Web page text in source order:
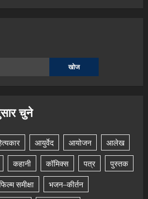
खोज
चुने
आयुर्वेद आयोजन
आलेख
कहानी कॉमिक्स पत्र
पुस्तक
समीक्षा
भजन–कीर्तन